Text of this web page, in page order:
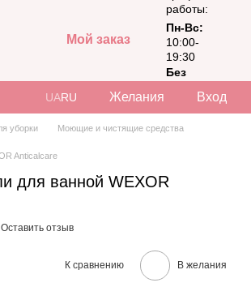
Мой заказ
работы:
Пн-Вс:
10:00-
19:30
Без
UARU Желания Вход
уборки
Моющие и чистящие средства
Anticalcare
для ванной WEXOR
Оставить отзыв
К сравнению В желания